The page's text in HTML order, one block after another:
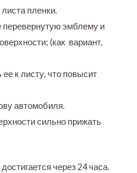
пленки.
перевернутую эмблему и
(как вариант,
к листу, что повысит
автомобиля.
сильно прижать
через 24 часа.